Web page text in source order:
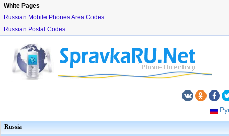
White Pages
Russian Mobile Phones Area Codes
Russian Postal Codes
Russia